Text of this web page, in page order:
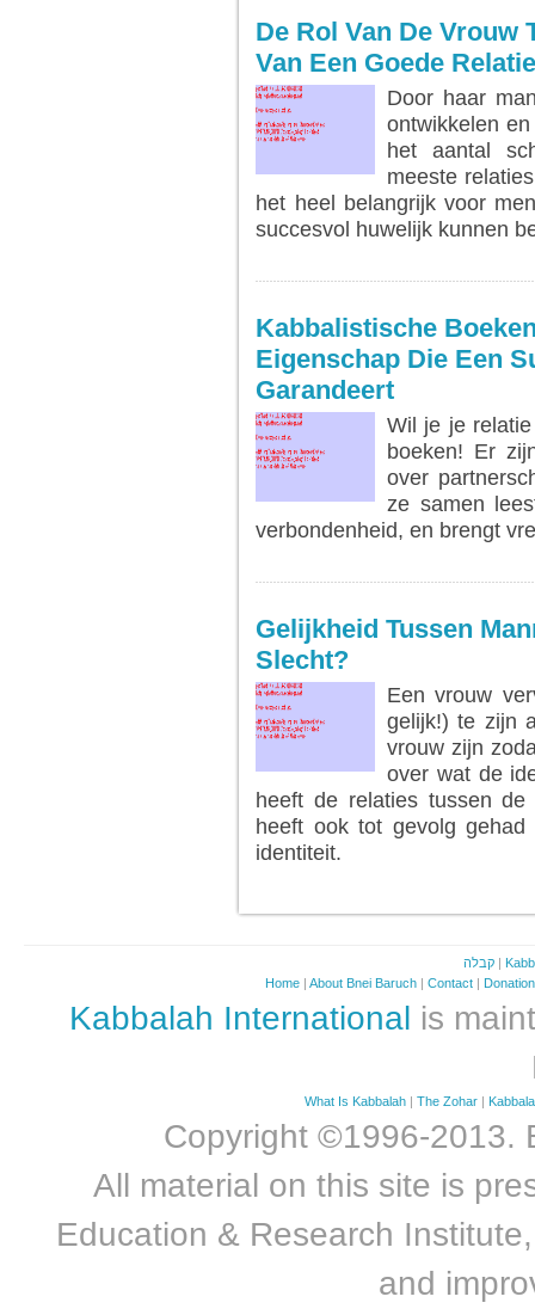
De Rol Van De Vrouw
Van Een Goede
Door haar
ontwikkelen
het aantal
meeste
het heel belangrijk voor
succesvol huwelijk kunnen
Kabbalistische
Eigenschap Die Een
Garandeert
Wil je je
boeken! Er
over
ze samen
verbondenheid, en brengt
Gelijkheid Tussen
Slecht?
Een vrouw
gelijk!) te zijn
vrouw zijn
over wat de
heeft de relaties tussen
heeft ook tot gevolg
identiteit.
קבלה
Home
About Bnei Baruch Contact
Kabbalah International is
What Is Kabbalah |The Zohar
Copyright ©1996-2013.
All material on this site is
Education & Research
and